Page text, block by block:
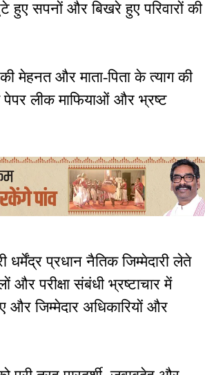
सपनों और बिखरे हुए परिवारों की
मेहनत और माता-पिता के त्याग की
पेपर लीक माफियाओं और भ्रष्ट
धर्मेंद्र प्रधान नैतिक जिम्मेदारी लेते
और परीक्षा संबंधी भ्रष्टाचार में
और जिम्मेदार अधिकारियों और